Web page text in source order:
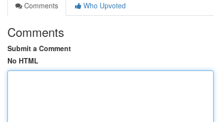
Comments
Who Upvoted
Comments
Submit a Comment
No HTML